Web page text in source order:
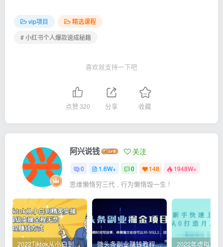
vip项目
精选课程
# 小红书个人爆款速成秘籍
喜欢就支持一下吧
点赞320 分享 收藏
阿兴说钱 关注
0 1.6W+ 0 148 1948W+
思维懒惰穷三代 , 行为懒惰毁一生 !
2022Tiktok从小白到精英实操，0-1保姆级实操全程无忧，多种变现赚钱方式 微头条副业赚钱教程，项目单号单天做到50-100+收益